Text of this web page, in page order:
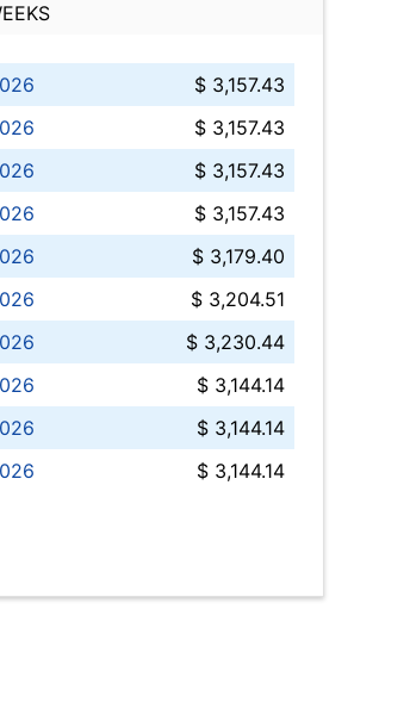
$ 3,157.43
$ 3,157.43
$ 3,157.43
$ 3,157.43
$ 3,179.40
$ 3,204.51
$ 3,230.44
$ 3,144.14
$ 3,144.14
$ 3,144.14